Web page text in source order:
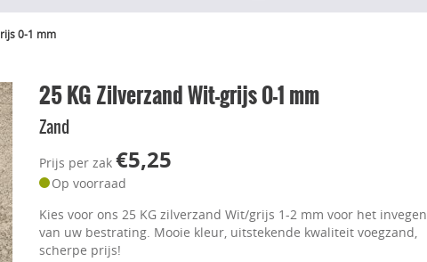
0-1 mm
25 KG Zilverzand Wit-grijs 0-1 mm
Zand
Prijs per zak €5,25
Op voorraad
Kies voor ons 25 KG zilverzand Wit/grijs 1-2 mm voor het invegen
van uw bestrating. Mooie kleur, uitstekende kwaliteit voegzand,
scherpe prijs!